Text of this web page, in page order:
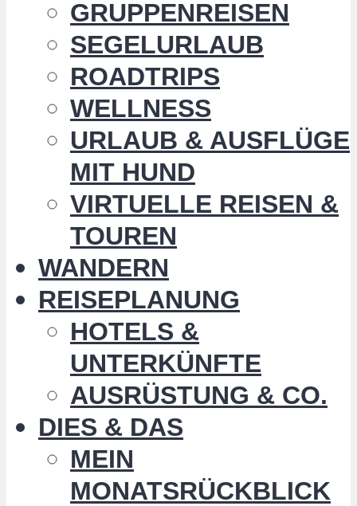
GRUPPENREISEN
SEGELURLAUB
ROADTRIPS
WELLNESS
URLAUB & AUSFLÜGE
MIT HUND
VIRTUELLE REISEN &
TOUREN
WANDERN
REISEPLANUNG
HOTELS &
UNTERKÜNFTE
AUSRÜSTUNG & CO.
DIES & DAS
MEIN
MONATSRÜCKBLICK